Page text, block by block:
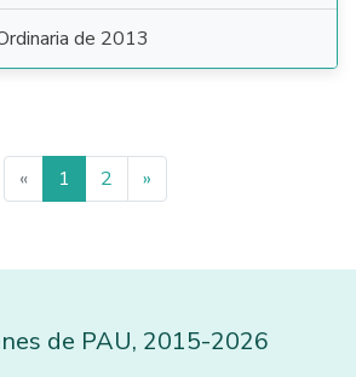
de 2013
« 1 2 »
de PAU, 2015-2026